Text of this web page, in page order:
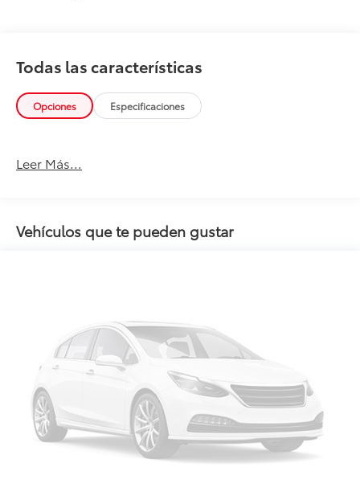
Todas las características
Opciones Especificaciones
Leer Más...
Vehículos que te pueden gustar